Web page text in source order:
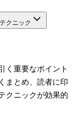
クニック
く重要なポイント
まとめ、読者に印
クニックが効果的